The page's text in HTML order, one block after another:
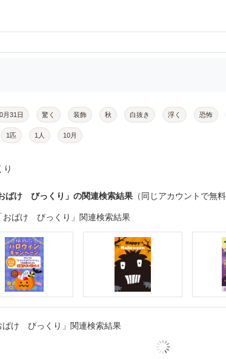
月31日 驚く 装飾 秋 白抜き 浮く 恐怖
1匹 1人 10月
ばけ びっくり」の関連検索結果 （同じアカウントで無
おばけ びっくり」関連検索結果
ばけ びっくり」関連検索結果